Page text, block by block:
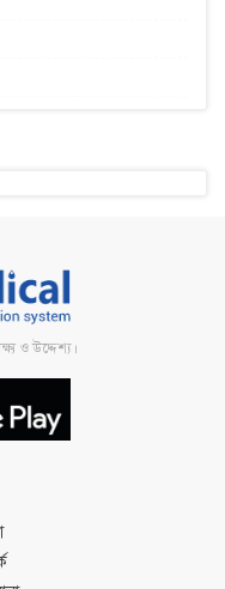
ও উদ্দেশ্য।